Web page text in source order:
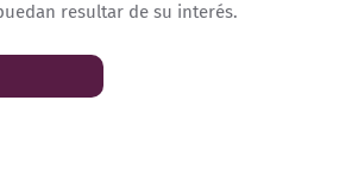
resultar de su interés.